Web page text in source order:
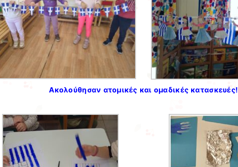
Ακολούθησαν ατομικές και ομαδικές κατασκευές!